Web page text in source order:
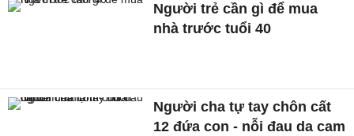
Người trẻ cần gì để mua
nhà trước tuổi 40
Người cha tự tay chôn cất
12 đứa con - nỗi đau da cam